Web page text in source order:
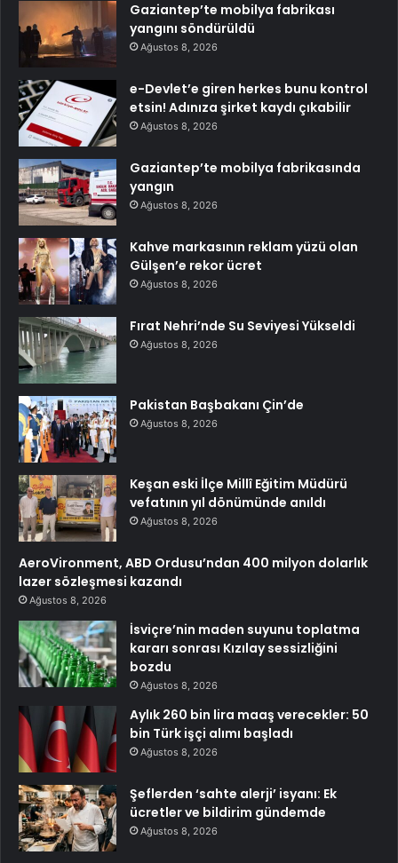
Gaziantep’te mobilya fabrikası
yangını söndürüldü
Ağustos 8, 2026
e-Devlet’e giren herkes bunu kontrol
etsin! Adınıza şirket kaydı çıkabilir
Ağustos 8, 2026
Gaziantep’te mobilya fabrikasında
yangın
Ağustos 8, 2026
Kahve markasının reklam yüzü olan
Gülşen’e rekor ücret
Ağustos 8, 2026
Fırat Nehri’nde Su Seviyesi Yükseldi
Ağustos 8, 2026
Pakistan Başbakanı Çin’de
Ağustos 8, 2026
Keşan eski İlçe Millî Eğitim Müdürü
vefatının yıl dönümünde anıldı
Ağustos 8, 2026
AeroVironment, ABD Ordusu’ndan 400 milyon dolarlık
lazer sözleşmesi kazandı
Ağustos 8, 2026
İsviçre’nin maden suyunu toplatma
kararı sonrası Kızılay sessizliğini
bozdu
Ağustos 8, 2026
Aylık 260 bin lira maaş verecekler: 50
bin Türk işçi alımı başladı
Ağustos 8, 2026
Şeflerden ‘sahte alerji’ isyanı: Ek
ücretler ve bildirim gündemde
Ağustos 8, 2026